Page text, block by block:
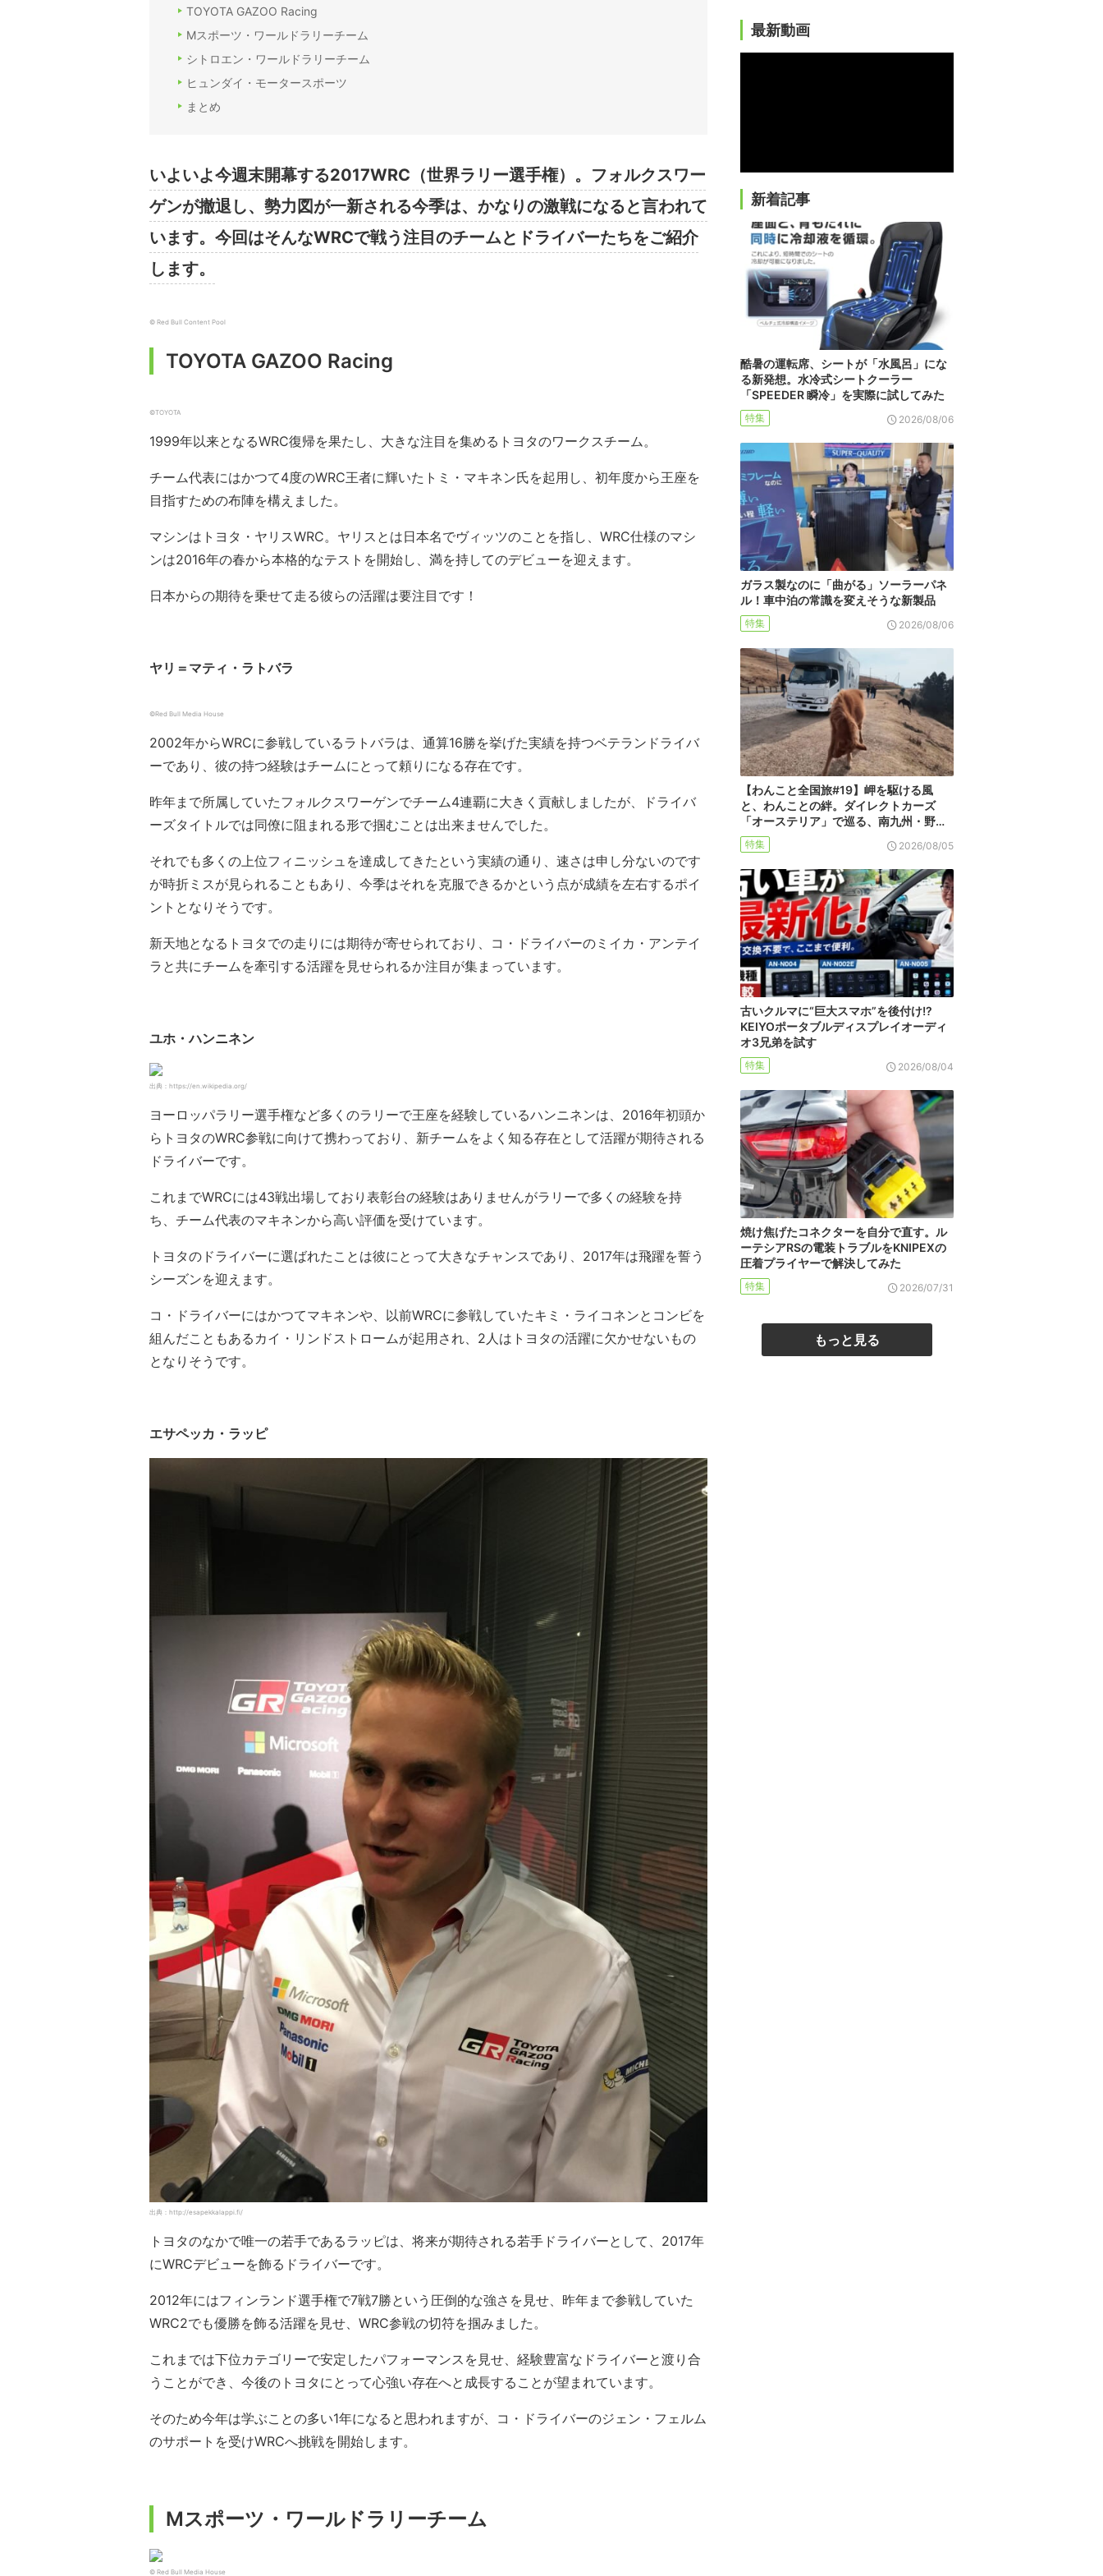
TOYOTA GAZOO Racing
Mスポーツ・ワールドラリーチーム
シトロエン・ワールドラリーチーム
ヒュンダイ・モータースポーツ
まとめ
いよいよ今週末開幕する2017WRC（世界ラリー選手権）。フォルクスワー
ゲンが撤退し、勢力図が一新される今季は、かなりの激戦になると言われて
います。今回はそんなWRCで戦う注目のチームとドライバーたちをご紹介
します。
© Red Bull Content Pool
TOYOTA GAZOO Racing
©︎TOYOTA
1999年以来となるWRC復帰を果たし、大きな注目を集めるトヨタのワークスチーム。
チーム代表にはかつて4度のWRC王者に輝いたトミ・マキネン氏を起用し、初年度から王座を
目指すための布陣を構えました。
マシンはトヨタ・ヤリスWRC。ヤリスとは日本名でヴィッツのことを指し、WRC仕様のマシ
ンは2016年の春から本格的なテストを開始し、満を持してのデビューを迎えます。
日本からの期待を乗せて走る彼らの活躍は要注目です！
ヤリ＝マティ・ラトバラ
©︎Red Bull Media House
2002年からWRCに参戦しているラトバラは、通算16勝を挙げた実績を持つベテランドライバ
ーであり、彼の持つ経験はチームにとって頼りになる存在です。
昨年まで所属していたフォルクスワーゲンでチーム4連覇に大きく貢献しましたが、ドライバ
ーズタイトルでは同僚に阻まれる形で掴むことは出来ませんでした。
それでも多くの上位フィニッシュを達成してきたという実績の通り、速さは申し分ないのです
が時折ミスが見られることもあり、今季はそれを克服できるかという点が成績を左右するポイ
ントとなりそうです。
新天地となるトヨタでの走りには期待が寄せられており、コ・ドライバーのミイカ・アンテイ
ラと共にチームを牽引する活躍を見せられるか注目が集まっています。
ユホ・ハンニネン
出典：https://en.wikipedia.org/
ヨーロッパラリー選手権など多くのラリーで王座を経験しているハンニネンは、2016年初頭か
らトヨタのWRC参戦に向けて携わっており、新チームをよく知る存在として活躍が期待される
ドライバーです。
これまでWRCには43戦出場しており表彰台の経験はありませんがラリーで多くの経験を持
ち、チーム代表のマキネンから高い評価を受けています。
トヨタのドライバーに選ばれたことは彼にとって大きなチャンスであり、2017年は飛躍を誓う
シーズンを迎えます。
コ・ドライバーにはかつてマキネンや、以前WRCに参戦していたキミ・ライコネンとコンビを
組んだこともあるカイ・リンドストロームが起用され、2人はトヨタの活躍に欠かせないもの
となりそうです。
エサペッカ・ラッピ
出典：http://esapekkalappi.fi/
トヨタのなかで唯一の若手であるラッピは、将来が期待される若手ドライバーとして、2017年
にWRCデビューを飾るドライバーです。
2012年にはフィンランド選手権で7戦7勝という圧倒的な強さを見せ、昨年まで参戦していた
WRC2でも優勝を飾る活躍を見せ、WRC参戦の切符を掴みました。
これまでは下位カテゴリーで安定したパフォーマンスを見せ、経験豊富なドライバーと渡り合
うことができ、今後のトヨタにとって心強い存在へと成長することが望まれています。
そのため今年は学ぶことの多い1年になると思われますが、コ・ドライバーのジェン・フェルム
のサポートを受けWRCへ挑戦を開始します。
Mスポーツ・ワールドラリーチーム
© Red Bull Media House
最新動画
新着記事
酷暑の運転席、シートが「水風呂」にな
る新発想。水冷式シートクーラー
「SPEEDER 瞬冷」を実際に試してみた
特集 2026/08/06
ガラス製なのに「曲がる」ソーラーパネ
ル！車中泊の常識を変えそうな新製品
特集 2026/08/06
【わんこと全国旅#19】岬を駆ける風
と、わんことの絆。ダイレクトカーズ
「オーステリア」で巡る、南九州・野…
特集 2026/08/05
古いクルマに“巨大スマホ”を後付け!?
KEIYOポータブルディスプレイオーディ
オ3兄弟を試す
特集 2026/08/04
焼け焦げたコネクターを自分で直す。ル
ーテシアRSの電装トラブルをKNIPEXの
圧着プライヤーで解決してみた
特集 2026/07/31
もっと見る